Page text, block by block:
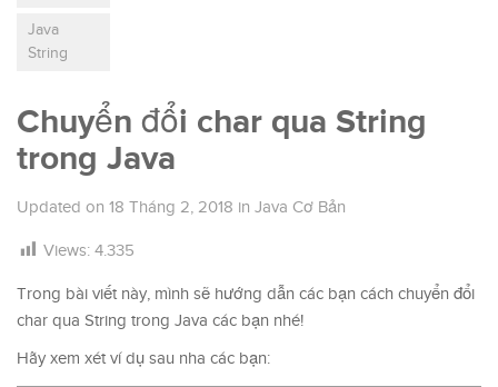
Java
String
Chuyển đổi char qua String
trong Java
Updated on 18 Tháng 2, 2018 in Java Cơ Bản
Views: 4.335
Trong bài viết này, mình sẽ hướng dẫn các bạn cách chuyển đổi
char qua String trong Java các bạn nhé!
Hãy xem xét ví dụ sau nha các bạn: